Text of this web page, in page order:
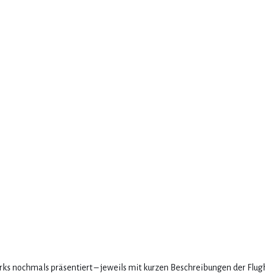
nochmals präsentiert – jeweils mit kurzen Beschreibungen der